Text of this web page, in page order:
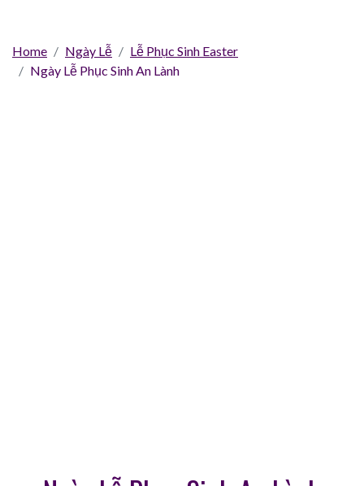
Home Ngày Lễ
Lễ Phục Sinh Easter
Ngày Lễ Phục Sinh An Lành